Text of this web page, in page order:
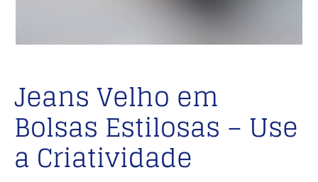
Jeans Velho em
Bolsas Estilosas – Use
a Criatividade